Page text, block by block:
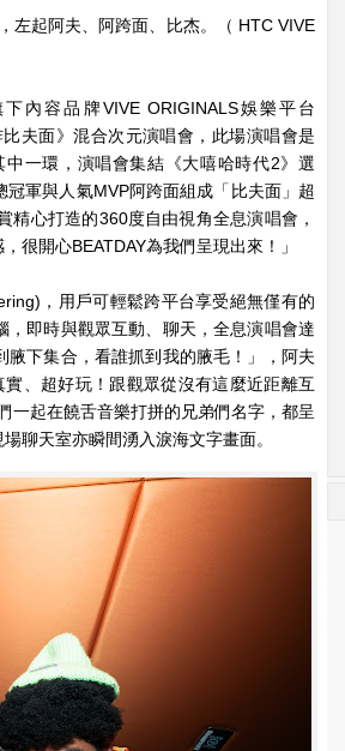
左起阿夫、阿跨面、比杰。（ HTC VIVE
內容品牌VIVE ORIGINALS娛樂平台
夫面》混合次元演唱會，此場演唱會是
一環，演唱會集結《大嘻哈時代2》選
軍與人氣MVP阿跨面組成「比夫面」超
心打造的360度自由視角全息演唱會，
很開心BEATDAY為我們呈現出來！」
，用戶可輕鬆跨平台享受絕無僅有的
即時與觀眾互動、聊天，全息演唱會達
下集合，看誰抓到我的腋毛！」，阿夫
、超好玩！跟觀眾從沒有這麼近距離互
一起在饒舌音樂打拼的兄弟們名字，都呈
聊天室亦瞬間湧入淚海文字畫面。